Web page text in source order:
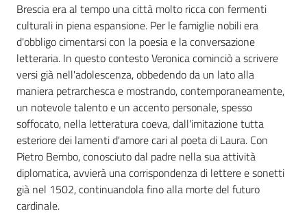
Brescia era al tempo una città molto ricca con fermenti
culturali in piena espansione. Per le famiglie nobili era
d'obbligo cimentarsi con la poesia e la conversazione
letteraria. In questo contesto Veronica cominciò a scrivere
versi già nell'adolescenza, obbedendo da un lato alla
maniera petrarchesca e mostrando, contemporaneamente,
un notevole talento e un accento personale, spesso
soffocato, nella letteratura coeva, dall'imitazione tutta
esteriore dei lamenti d'amore cari al poeta di Laura. Con
Pietro Bembo, conosciuto dal padre nella sua attività
diplomatica, avvierà una corrispondenza di lettere e sonetti
già nel 1502, continuandola fino alla morte del futuro
cardinale.